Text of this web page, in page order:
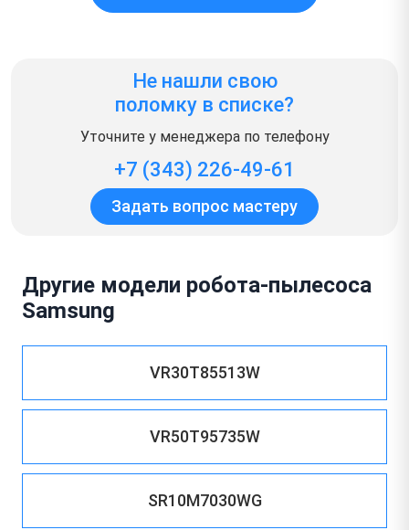
Не нашли свою
поломку в списке?
Уточните у менеджера по телефону
+7 (343) 226-49-61
Задать вопрос мастеру
Другие модели робота-пылесоса
Samsung
VR30T85513W
VR50T95735W
SR10M7030WG